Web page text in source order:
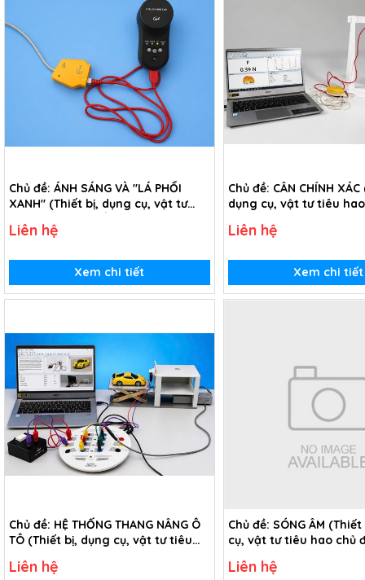
Chủ đề: ÁNH SÁNG VÀ "LÁ PHỔI
XANH" (Thiết bị, dụng cụ, vật tư
phổi xanh" - lớp 6)
Liên hệ
Xem chi tiết
Chủ đề: CÂN CHÍNH
dụng cụ, vật tư tiêu
Liên hệ
Xem chi tiết
Chủ đề: HỆ THỐNG THANG NÂNG Ô
TÔ (Thiết bị, dụng cụ, vật tư tiêu
ô tô - Lớp 12)
Liên hệ
Chủ đề: SÓNG ÂM
cụ, vật tư tiêu hao chủ
Liên hệ